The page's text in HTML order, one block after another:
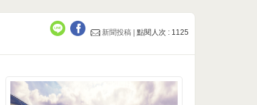
新聞投稿 |點閱人次 : 1125